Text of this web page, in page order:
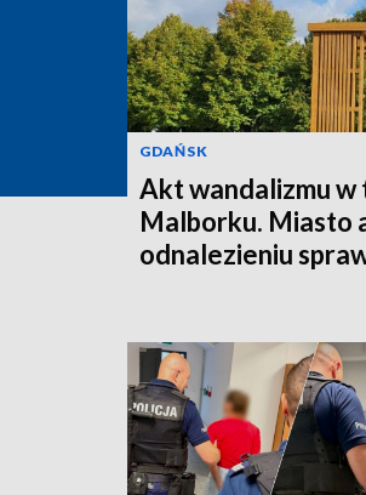
GDAŃSK
Akt wandalizmu w
Malborku. Miasto
odnalezieniu